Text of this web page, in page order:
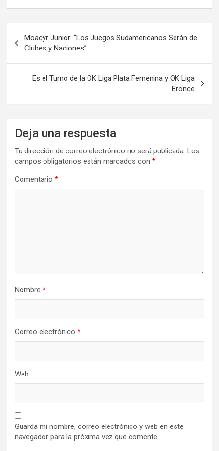
de
entradas
Moacyr Junior: “Los Juegos Sudamericanos Serán de
Clubes y Naciones”
Es el Turno de la OK Liga Plata Femenina y OK Liga
Bronce
Deja una respuesta
Tu dirección de correo electrónico no será publicada. Los
campos obligatorios están marcados con *
Comentario *
Nombre *
Correo electrónico *
Web
Guarda mi nombre, correo electrónico y web en este
navegador para la próxima vez que comente.